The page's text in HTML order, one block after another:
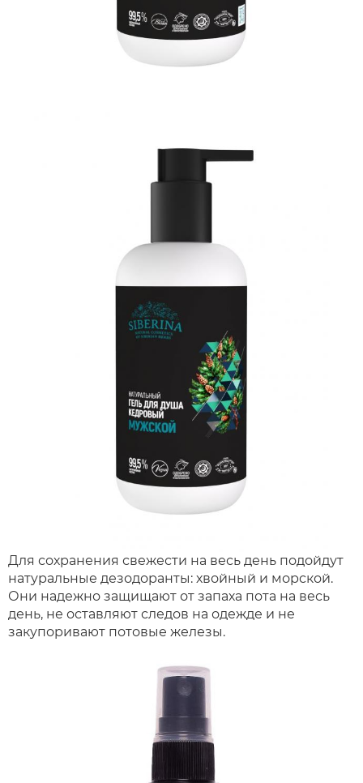
Для сохранения свежести на весь день подойдут
натуральные дезодоранты: хвойный и морской.
Они надежно защищают от запаха пота на весь
день, не оставляют следов на одежде и не
закупоривают потовые железы.